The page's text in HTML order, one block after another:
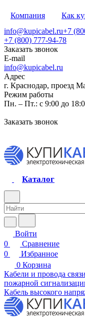
Компания Как
info@kupicabel.ru+7
+7 (800) 777-94-78
Заказать звонок
E-mail
info@kupicabel.ru
Адрес
г. Краснодар, проезд
Режим работы
Пн. – Пт.: с 9:00 до
Заказать звонок
Каталог
Войти
0
Сравнение
0
Избранное
0 Корзина
Кабели и провода связи
пожарной
Кабель высокого